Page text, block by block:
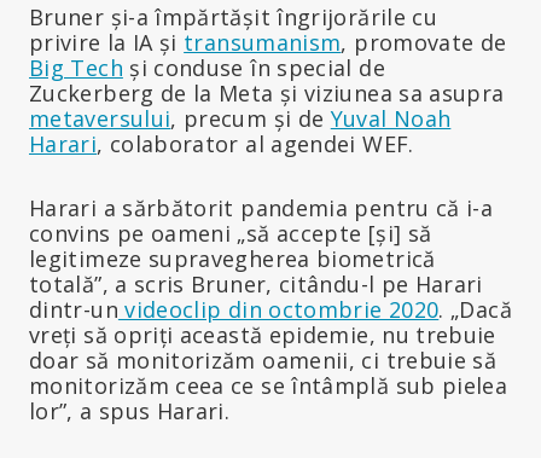
Bruner și-a împărtășit îngrijorările cu
privire la IA și transumanism, promovate de
Big Tech și conduse în special de
Zuckerberg de la Meta și viziunea sa asupra
metaversului, precum și de Yuval Noah
Harari, colaborator al agendei WEF.
Harari a sărbătorit pandemia pentru că i-a
convins pe oameni „să accepte [și] să
legitimeze supravegherea biometrică
totală”, a scris Bruner, citându-l pe Harari
dintr-un videoclip din octombrie 2020. „Dacă
vreți să opriți această epidemie, nu trebuie
doar să monitorizăm oamenii, ci trebuie să
monitorizăm ceea ce se întâmplă sub pielea
lor”, a spus Harari.